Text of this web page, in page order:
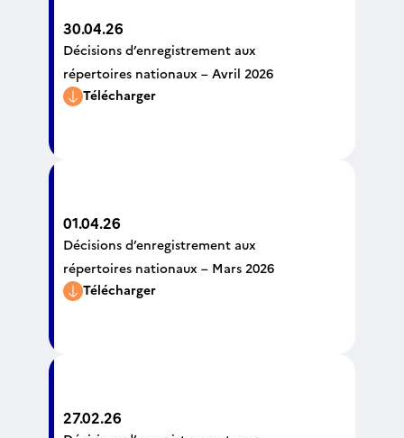
30.04.26
Décisions d’enregistrement aux
répertoires nationaux – Avril 2026
Télécharger
01.04.26
Décisions d’enregistrement aux
répertoires nationaux – Mars 2026
Télécharger
27.02.26